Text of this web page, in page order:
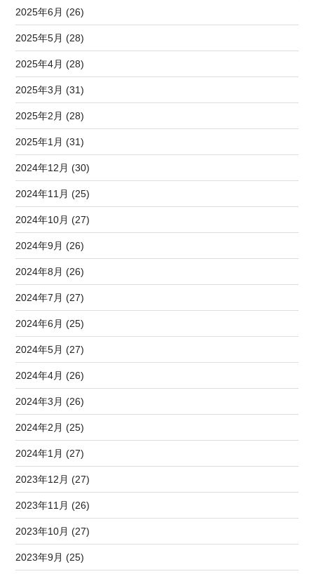
2025年6月 (26)
2025年5月 (28)
2025年4月 (28)
2025年3月 (31)
2025年2月 (28)
2025年1月 (31)
2024年12月 (30)
2024年11月 (25)
2024年10月 (27)
2024年9月 (26)
2024年8月 (26)
2024年7月 (27)
2024年6月 (25)
2024年5月 (27)
2024年4月 (26)
2024年3月 (26)
2024年2月 (25)
2024年1月 (27)
2023年12月 (27)
2023年11月 (26)
2023年10月 (27)
2023年9月 (25)